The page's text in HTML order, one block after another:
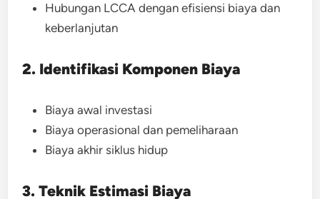
Hubungan LCCA dengan efisiensi biaya dan
keberlanjutan
2. Identifikasi Komponen Biaya
Biaya awal investasi
Biaya operasional dan pemeliharaan
Biaya akhir siklus hidup
3. Teknik Estimasi Biaya